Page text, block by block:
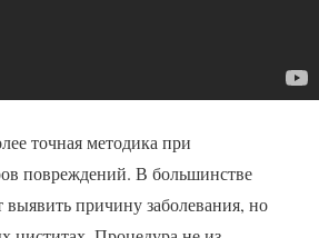
точная методика при
повреждений. В большинстве
выявить причину заболевания, но